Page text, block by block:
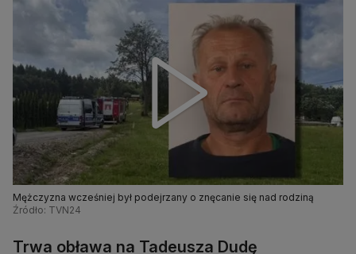
Mężczyzna wcześniej był podejrzany o znęcanie się nad rodziną
Źródło: TVN24
Trwa obława na Tadeusza Dudę